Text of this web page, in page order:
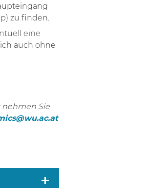
zu finden.
eine
auch ohne
nehmen Sie